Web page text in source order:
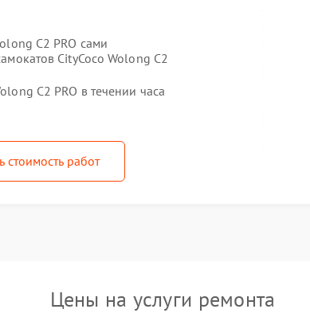
C2 PRO сами
CityCoco Wolong C2
C2 PRO в течении часа
стоимость работ
Цены на услуги ремонта